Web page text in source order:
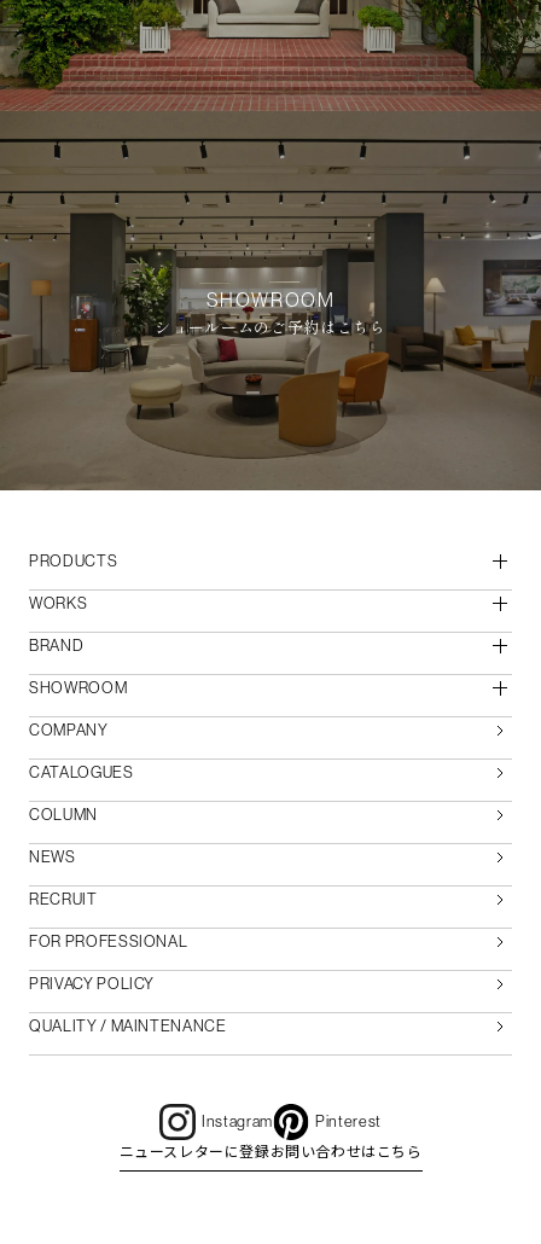
SHOWROOM
ショールームのご予約はこちら
PRODUCTS
WORKS
BRAND
SHOWROOM
COMPANY
CATALOGUES
COLUMN
NEWS
RECRUIT
FOR PROFESSIONAL
PRIVACY POLICY
QUALITY / MAINTENANCE
Instagram Pinterest
ニュースレターに登録お問い合わせはこちら